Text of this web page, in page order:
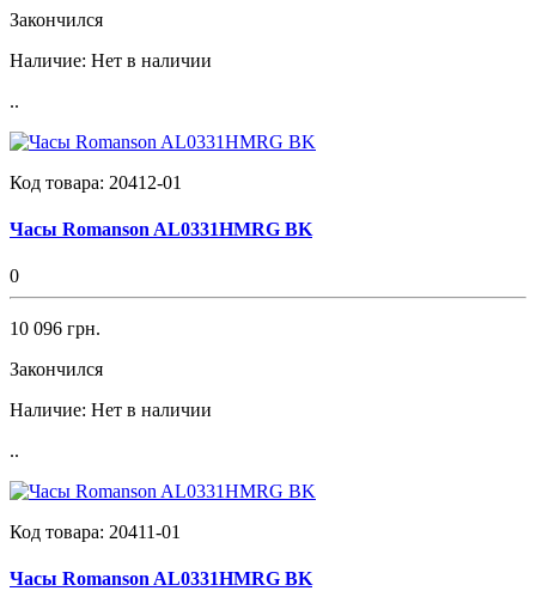
Закончился
Наличие: Нет в наличии
..
Код товара: 20412-01
Часы Romanson AL0331HMRG BK
0
10 096 грн.
Закончился
Наличие: Нет в наличии
..
Код товара: 20411-01
Часы Romanson AL0331HMRG BK